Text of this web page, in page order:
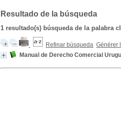
Resultado de la búsqueda
1 resultado(s) búsqueda de la palabra
Refinar búsqueda Générer
Manual de Derecho Comercial